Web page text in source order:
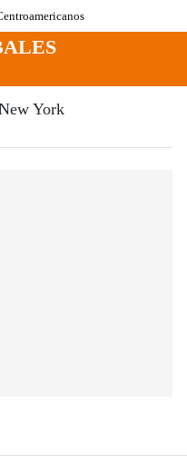
York